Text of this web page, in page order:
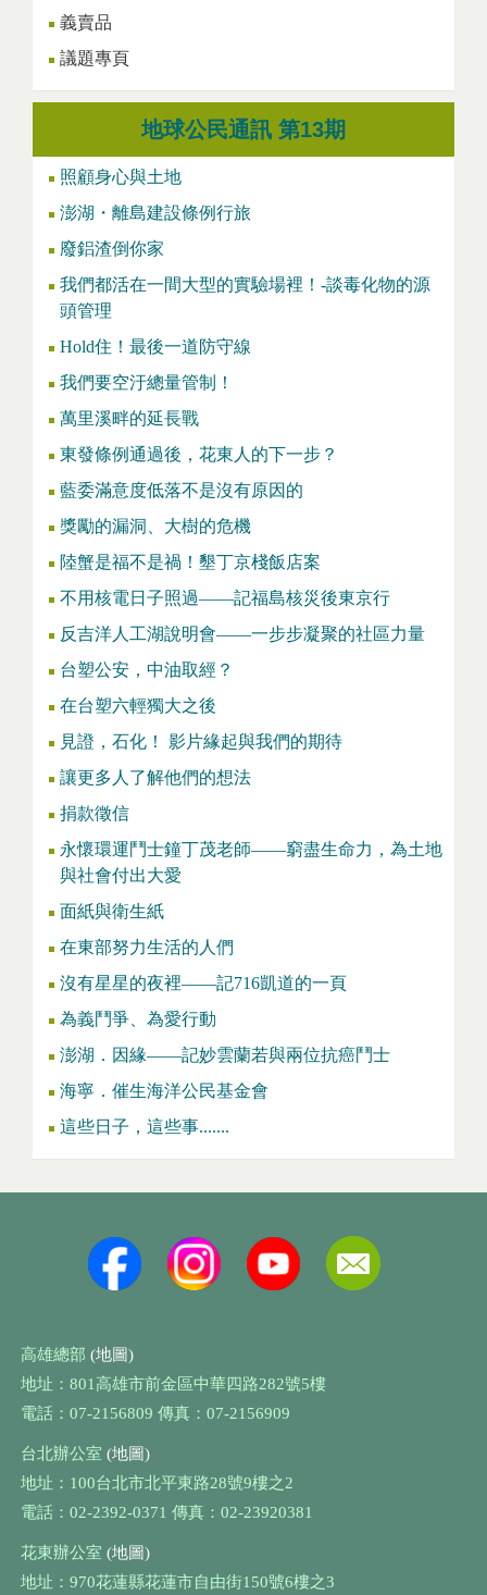
義賣品
議題專頁
地球公民通訊 第13期
照顧身心與土地
澎湖・離島建設條例行旅
廢鋁渣倒你家
我們都活在一間大型的實驗場裡！-談毒化物的源
頭管理
Hold住！最後一道防守線
我們要空汙總量管制！
萬里溪畔的延長戰
東發條例通過後，花東人的下一步？
藍委滿意度低落不是沒有原因的
獎勵的漏洞、大樹的危機
陸蟹是福不是禍！墾丁京棧飯店案
不用核電日子照過——記福島核災後東京行
反吉洋人工湖說明會——一步步凝聚的社區力量
台塑公安，中油取經？
在台塑六輕獨大之後
見證，石化！ 影片緣起與我們的期待
讓更多人了解他們的想法
捐款徵信
永懷環運鬥士鐘丁茂老師——窮盡生命力，為土地
與社會付出大愛
面紙與衛生紙
在東部努力生活的人們
沒有星星的夜裡——記716凱道的一頁
為義鬥爭、為愛行動
澎湖．因緣——記妙雲蘭若與兩位抗癌鬥士
海寧．催生海洋公民基金會
這些日子，這些事.......
高雄總部 (地圖)
地址：801高雄市前金區中華四路282號5樓
電話：07-2156809 傳真：07-2156909
台北辦公室 (地圖)
地址：100台北市北平東路28號9樓之2
電話：02-2392-0371 傳真：02-23920381
花東辦公室 (地圖)
地址：970花蓮縣花蓮市自由街150號6樓之3